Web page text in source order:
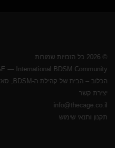
© 2026 כל הזכויות שמורות
— International BDSM Community
הכלוב – הבית של קהילת ה-BDSM, סאדו מזו, קינק ופטיש בישראל
יצירת קשר
info@thecage.co.il
תקנון ותנאי שימוש